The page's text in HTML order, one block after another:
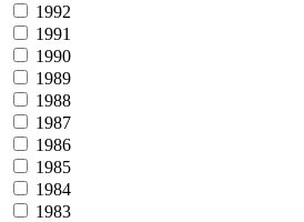
1992
1991
1990
1989
1988
1987
1986
1985
1984
1983